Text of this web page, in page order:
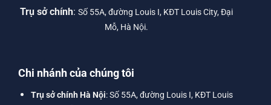
Trụ sở chính: Số 55A, đường Louis I, KĐT Louis City, Đại
Mỗ, Hà Nội.
Chi nhánh của chúng tôi
Trụ sở chính Hà Nội: Số 55A, đường Louis I, KĐT Louis